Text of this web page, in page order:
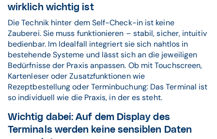
wirklich wichtig ist
Die Technik hinter dem Self-Check-in ist keine
Zauberei. Sie muss funktionieren – stabil, sicher, intuitiv
bedienbar. Im Idealfall integriert sie sich nahtlos in
bestehende Systeme und lässt sich an die jeweiligen
Bedürfnisse der Praxis anpassen. Ob mit Touchscreen,
Kartenleser oder Zusatzfunktionen wie
Rezeptbestellung oder Terminbuchung: Das Terminal ist
so individuell wie die Praxis, in der es steht.
Wichtig dabei: Auf dem Display des
Terminals werden keine sensiblen Daten